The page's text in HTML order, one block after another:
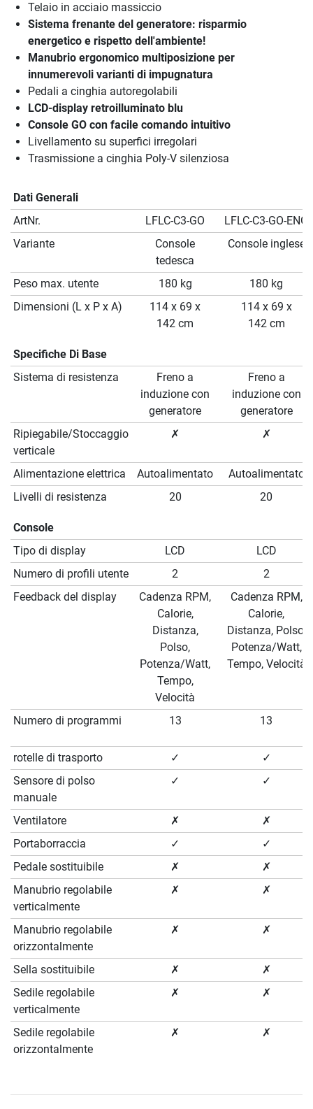
Telaio in acciaio massiccio
Sistema frenante del generatore: risparmio
energetico e rispetto dell'ambiente!
Manubrio ergonomico multiposizione per
innumerevoli varianti di impugnatura
Pedali a cinghia autoregolabili
LCD-display retroilluminato blu
Console GO con facile comando intuitivo
Livellamento su superfici irregolari
Trasmissione a cinghia Poly-V silenziosa
Dati Generali
ArtNr.
LFLC-C3-GO
LFLC-C3-GO-ENG
Variante
Console
tedesca
Console inglese
Peso max. utente 180 kg
180 kg
Dimensioni (L x P x A)
114 x 69 x
142 cm
114 x 69 x
142 cm
Specifiche Di Base
Sistema di resistenza
Freno a
induzione con
generatore
Freno a
induzione con
generatore
Ripiegabile/Stoccaggio
verticale
✗ ✗
Alimentazione elettrica Autoalimentato
Autoalimentato
Livelli di resistenza
20 20
Console
Tipo di display
LCD
LCD
Numero di profili utente
2
2
Feedback del display
Cadenza RPM,
Calorie,
Distanza,
Polso,
Potenza/Watt,
Tempo,
Velocità
Cadenza RPM,
Calorie,
Distanza, Polso,
Potenza/Watt,
Tempo, Velocità
Numero di programmi 13 13
rotelle di trasporto ✓
✓
Sensore di polso
manuale
✓ ✓
Ventilatore ✗
✗
Portaborraccia
✓
✓
Pedale sostituibile
✗
✗
Manubrio regolabile
verticalmente
✗ ✗
Manubrio regolabile
orizzontalmente
✗ ✗
Sella sostituibile ✗
✗
Sedile regolabile
verticalmente
✗ ✗
Sedile regolabile
orizzontalmente
✗ ✗